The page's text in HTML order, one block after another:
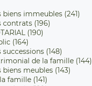
biens immeubles (241)
contrats (196)
(190)
(164)
(148)
de la famille (144)
meubles (143)
famille (141)